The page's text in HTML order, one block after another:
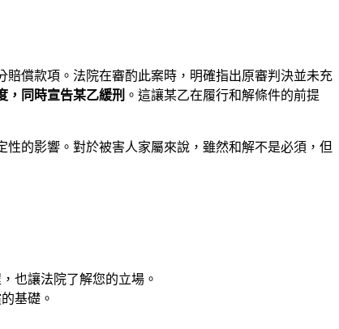
償款項。法院在審酌此案時，明確指出原審判決並未充
，同時宣告某乙緩刑 。這讓某乙在履行和解條件的前提
的影響。對於被害人家屬來說，雖然和解不是必須，但
也讓法院了解您的立場。
基礎。